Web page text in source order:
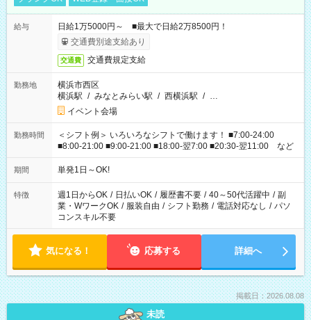
給与
日給1万5000円～ ■最大で日給2万8500円！
交通費別途支給あり
交通費 交通費規定支給
勤務地
横浜市西区
横浜駅 / みなとみらい駅 / 西横浜駅 / …
イベント会場
勤務時間
＜シフト例＞ いろいろなシフトで働けます！ ■7:00-24:00
■8:00-21:00 ■9:00-21:00 ■18:00-翌7:00 ■20:30-翌11:00 など
期間 単発1日～OK!
特徴 週1日からOK / 日払いOK / 履歴書不要 / 40～50代活躍中 / 副
業・WワークOK / 服装自由 / シフト勤務 / 電話対応なし / パソ
コンスキル不要
気になる！ 応募する 詳細へ
掲載日：2026.08.08
未読